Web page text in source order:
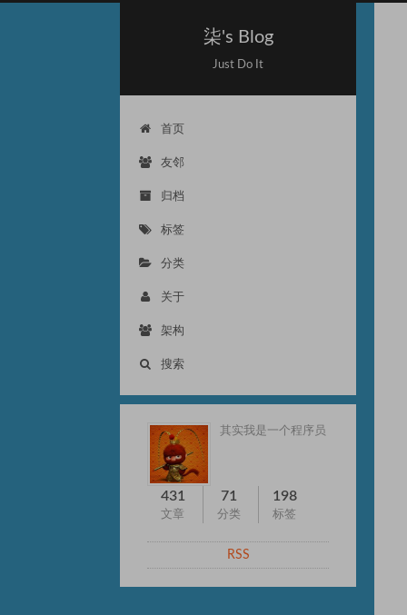
柒's Blog
Just Do It
首页
友邻
归档
标签
分类
关于
架构
搜索
其实我是一个程序员
431
文章
71
分类
198
标签
RSS